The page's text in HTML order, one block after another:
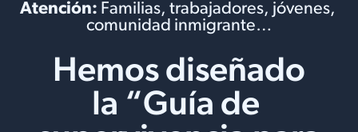
Atención: Familias, trabajadores, jóvenes,
comunidad inmigrante…
Hemos diseñado
la “Guía de